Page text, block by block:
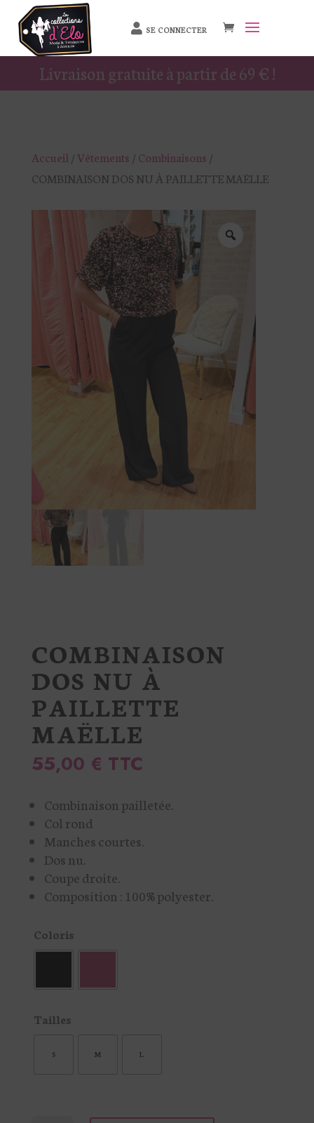
SE CONNECTER
Livraison gratuite à partir de 69 € !
Accueil /Vêtements / Combinaisons /
COMBINAISON DOS NU À PAILLETTE MAËLLE
COMBINAISON
DOS NU À
PAILLETTE
MAËLLE
55,00 € TTC
Combinaison pailletée.
Col rond
Manches courtes.
Dos nu.
Coupe droite.
Composition : 100% polyester.
Coloris
Tailles
S M L